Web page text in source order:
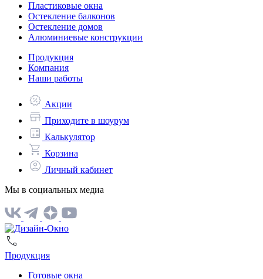
Пластиковые окна
Остекление балконов
Остекление домов
Алюминиевые конструкции
Продукция
Компания
Наши работы
Акции
Приходите в шоурум
Калькулятор
Корзина
Личный кабинет
Мы в социальных медиа
Продукция
Готовые окна